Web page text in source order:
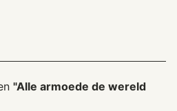
"Alle armoede de wereld